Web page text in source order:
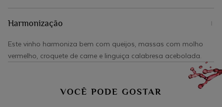
Harmonização
Este vinho harmoniza bem com queijos, massas com molho
vermelho, croquete de carne e linguiça calabresa acebolada.
VOCÊ PODE GOSTAR